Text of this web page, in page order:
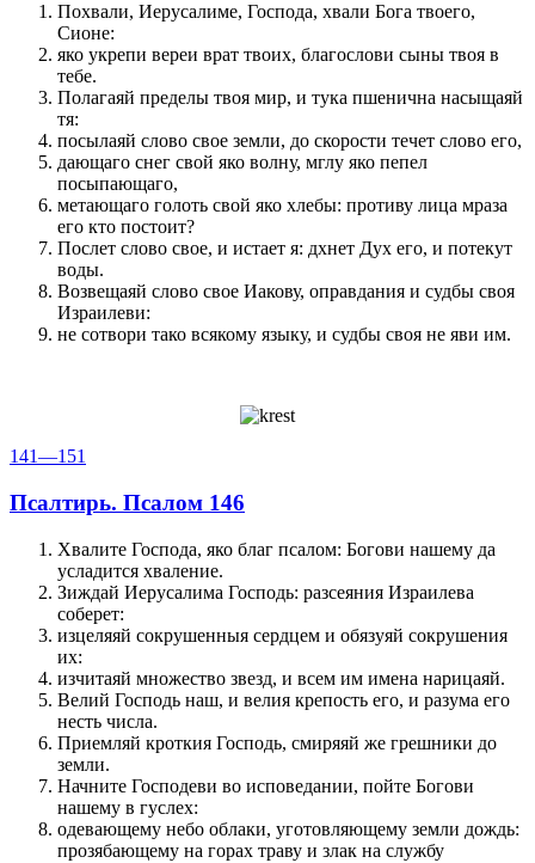
Похвали, Иерусалиме, Господа, хвали Бога твоего,
Сионе:
яко укрепи вереи врат твоих, благослови сыны твоя в
тебе.
Полагаяй пределы твоя мир, и тука пшенична насыщаяй
тя:
посылаяй слово свое земли, до скорости течет слово его,
дающаго снег свой яко волну, мглу яко пепел
посыпающаго,
метающаго голоть свой яко хлебы: противу лица мраза
его кто постоит?
Послет слово свое, и истает я: дхнет Дух его, и потекут
воды.
Возвещаяй слово свое Иакову, оправдания и судбы своя
Израилеви:
не сотвори тако всякому языку, и судбы своя не яви им.
141—151
Псалтирь. Псалом 146
Хвалите Господа, яко благ псалом: Богови нашему да
усладится хваление.
Зиждай Иерусалима Господь: разсеяния Израилева
соберет:
изцеляяй сокрушенныя сердцем и обязуяй сокрушения
их:
изчитаяй множество звезд, и всем им имена нарицаяй.
Велий Господь наш, и велия крепость его, и разума его
несть числа.
Приемляй кроткия Господь, смиряяй же грешники до
земли.
Начните Господеви во исповедании, пойте Богови
нашему в гуслех:
одевающему небо облаки, уготовляющему земли дождь:
прозябающему на горах траву и злак на службу